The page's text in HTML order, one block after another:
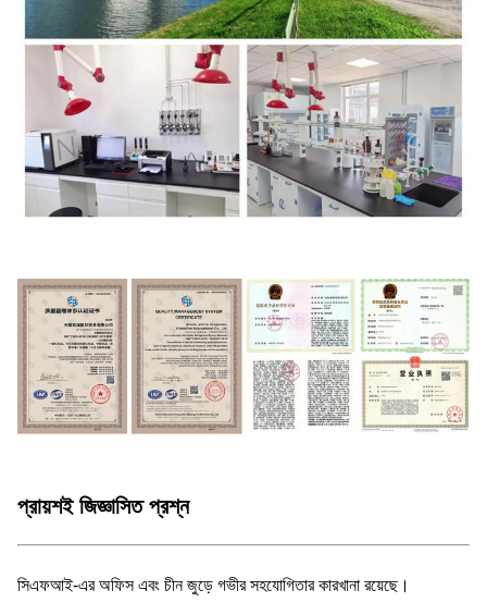
প্রায়শই জিজ্ঞাসিত প্রশ্ন
সিএফআই-এর অফিস এবং চীন জুড়ে গভীর সহযোগিতার কারখানা রয়েছে।